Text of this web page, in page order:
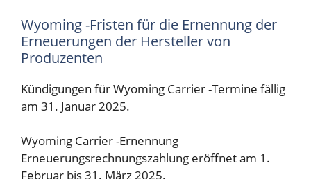
Wyoming -Fristen für die Ernennung der
Erneuerungen der Hersteller von
Produzenten
Kündigungen für Wyoming Carrier -Termine fällig
am 31. Januar 2025.
Wyoming Carrier -Ernennung
Erneuerungsrechnungszahlung eröffnet am 1.
Februar bis 31. März 2025.